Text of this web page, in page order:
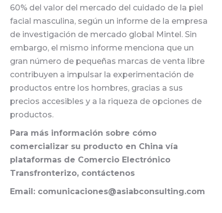
60% del valor del mercado del cuidado de la piel
facial masculina, según un informe de la empresa
de investigación de mercado global Mintel. Sin
embargo, el mismo informe menciona que un
gran número de pequeñas marcas de venta libre
contribuyen a impulsar la experimentación de
productos entre los hombres, gracias a sus
precios accesibles y a la riqueza de opciones de
productos.
Para más información sobre cómo
comercializar su producto en China vía
plataformas de Comercio Electrónico
Transfronterizo, contáctenos
Email: comunicaciones@asiabconsulting.com